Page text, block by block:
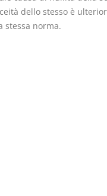
dello stesso è
stessa norma.